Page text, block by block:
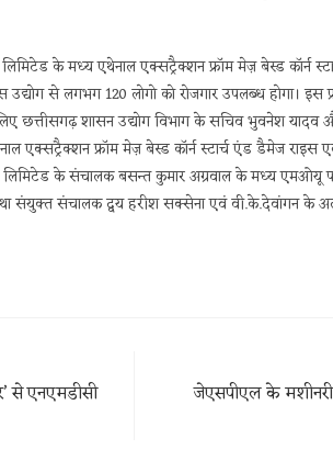
लिमिटेड के मध्य एथेनाल एक्सट्रैक्शन फ्रॉम मेज़ बेस्ड कॉर्न
से लगभग 120 लोगो को रोजगार उपलब्ध होगा।
लिए छत्तीसगढ़ शासन उद्योग विभाग के सचिव भुवनेश
एक्सट्रैक्शन फ्रॉम मेज़ बेस्ड कॉर्न स्टार्च एंड डैमेज राइस
के संचालक बसन्त कुमार अग्रवाल के मध्य एमओयू
संयुक्त संचालक द्वय हरीश सक्सेना एवं वी.के.देवांगन के
से एनएमडीसी
जेएसपीएल के मशीनरी